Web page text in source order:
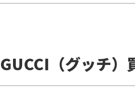
GUCCI（グッチ）